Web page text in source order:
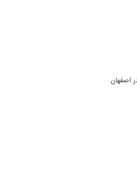
اصفهان